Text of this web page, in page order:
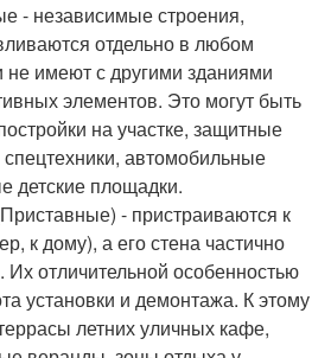
- независимые строения,
отдельно в любом
не имеют с другими зданиями
элементов. Это могут быть
на участке, защитные
автомобильные
детские площадки.
- пристраиваются к
к дому), а его стена частично
отличительной особенностью
установки и демонтажа. К этому
летних уличных кафе,